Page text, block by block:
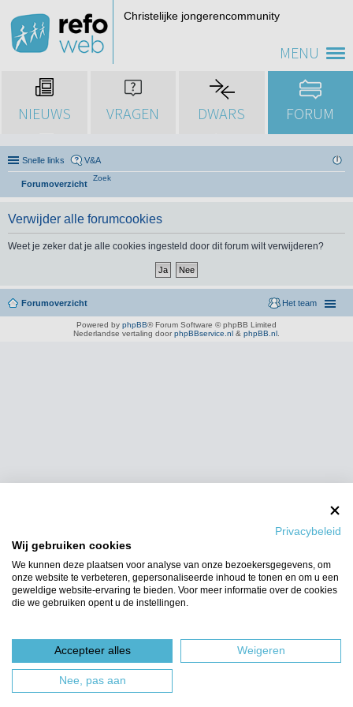
Privacybeleid
Wij gebruiken cookies
We kunnen deze plaatsen voor analyse van onze bezoekersgegevens, om
onze website te verbeteren, gepersonaliseerde inhoud te tonen en om u een
geweldige website-ervaring te bieden. Voor meer informatie over de cookies
die we gebruiken opent u de instellingen.
Accepteer alles Weigeren
Nee, pas aan
MENU
Christelijke jongerencommunity
NIEUWS VRAGEN DWARS FORUM
Snelle links V&A
Forumoverzicht
Zoek
Verwijder alle forumcookies
Weet je zeker dat je alle cookies ingesteld door dit forum wilt verwijderen?
Forumoverzicht Het team
Powered by phpBB® Forum Software © phpBB Limited
Nederlandse vertaling door phpBBservice.nl & phpBB.nl